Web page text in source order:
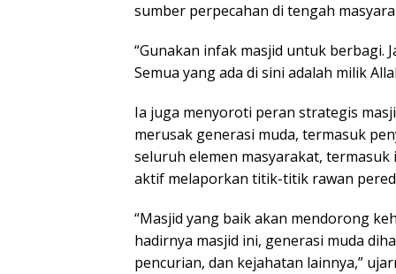
sumber perpecahan di tengah
“Gunakan infak masjid untuk berbagi.
Semua yang ada di sini adalah milik
Ia juga menyoroti peran strategis
merusak generasi muda, termasuk
seluruh elemen masyarakat,
aktif melaporkan titik-titik rawan
“Masjid yang baik akan mendorong
hadirnya masjid ini, generasi muda
pencurian, dan kejahatan lainnya,”